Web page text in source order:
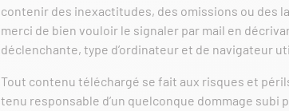
contenir des inexactitudes, des omissions ou des
merci de bien vouloir le signaler par mail en
déclenchante, type d’ordinateur et de navigateur
Tout contenu téléchargé se fait aux risques et
tenu responsable d’un quelconque dommage subi